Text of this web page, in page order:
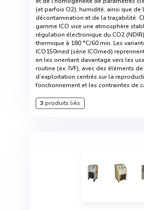
(et parfois O2), humidité, ainsi que de
décontamination et de la traçabilité.
gamme ICO vise une atmosphère
régulation électronique du CO2
thermique à 180 °C/60 min. Les
ICO150med (série ICOmed)
en les orientant davantage vers les
routine (ex. IVF), avec des éléments
d’exploitation centrés sur la
fonctionnement et les contraintes de
3 produits liés